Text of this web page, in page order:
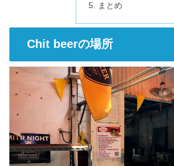
まとめ
Chit beerの場所